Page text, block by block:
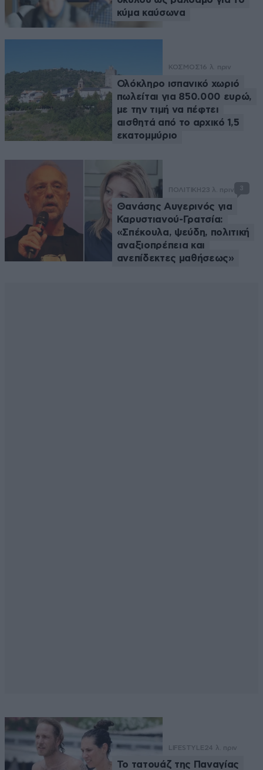
κύμα καύσωνα
ΚΟΣΜΟΣ 16 λ. πριν
Ολόκληρο ισπανικό χωριό
πωλείται για 850.000 ευρώ,
με την τιμή να πέφτει
αισθητά από το αρχικό 1,5
εκατομμύριο
ΠΟΛΙΤΙΚΗ23 λ. πριν 3
Θανάσης Αυγερινός για
Καρυστιανού-Γρατσία:
«Σπέκουλα, ψεύδη, πολιτική
αναξιοπρέπεια και
ανεπίδεκτες μαθήσεως»
LIFESTYLE24 λ. πριν
Το τατουάζ της Παναγίας